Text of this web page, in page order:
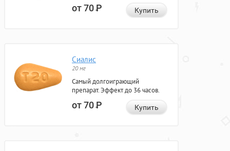
от 70Р Купить
Сиалис
20 мг
Самый долгоиграющий
препарат. Эффект до 36 часов.
от 70Р Купить